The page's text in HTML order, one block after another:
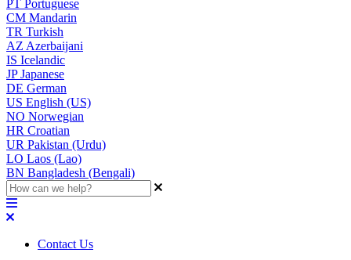
PT Portuguese
CM Mandarin
TR Turkish
AZ Azerbaijani
IS Icelandic
JPJapanese
DE German
US English (US)
NO Norwegian
HR Croatian
UR Pakistan (Urdu)
LO Laos (Lao)
BN Bangladesh (Bengali)
Contact Us